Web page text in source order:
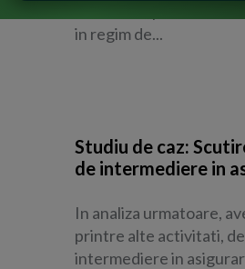
tot catre o persoana
in regim de...
Studiu de caz:
de intermediere in
In analiza urmatoare,
printre alte activitati,
intermediere in